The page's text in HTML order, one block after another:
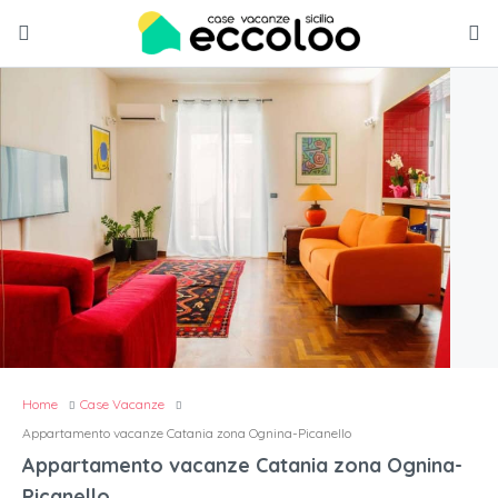
Home
Case Vacanze
Appartamento vacanze Catania zona Ognina-Picanello
Appartamento vacanze Catania zona Ognina-